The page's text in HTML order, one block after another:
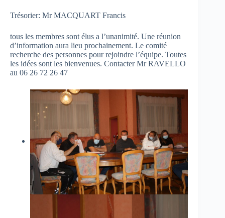
Trésorier: Mr MACQUART Francis
tous les membres sont élus a l’unanimité. Une réunion
d’information aura lieu prochainement. Le comité
recherche des personnes pour rejoindre l’équipe. Toutes
les idées sont les bienvenues. Contacter Mr RAVELLO
au 06 26 72 26 47